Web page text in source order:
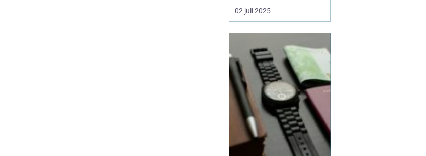
berättelsen som vi sakta
men säkert låter
stad i norra Sverige,
bidrar fotografer till...
02 juli 2025